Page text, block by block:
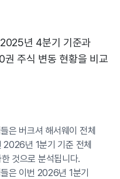
년 4분기 기준과
주식 변동 현황을 비교
은 버크셔 해서웨이 전체
년 1분기 기준 전체
것으로 분석됩니다.
은 이번 2026년 1분기